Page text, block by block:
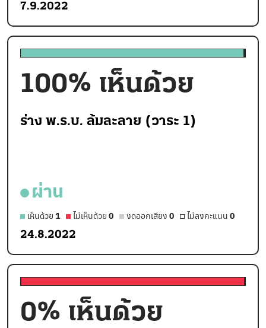
7.9.2022
100% เห็นด้วย
ร่าง พ.ร.บ. ล้มละลาย (วาระ 1)
ผ่าน
เห็นด้วย 1 ไม่เห็นด้วย 0 งดออกเสียง 0 ไม่ลงคะแนน 0
24.8.2022
0% เห็นด้วย